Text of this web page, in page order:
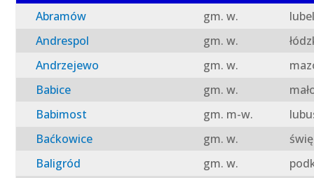
Abramów
gm. w.
Andrespol
gm. w.
Andrzejewo
gm. w.
Babice
gm. w.
Babimost
gm. m-w.
Baćkowice
gm. w.
Baligród
gm. w.